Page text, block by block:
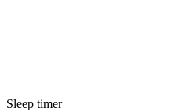
Sleep timer